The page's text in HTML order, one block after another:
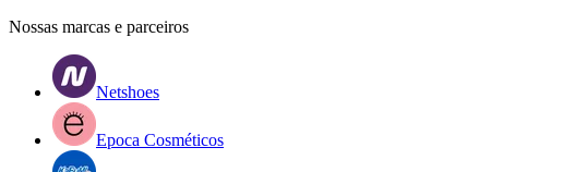
Nossas marcas e parceiros
Netshoes
Epoca Cosméticos